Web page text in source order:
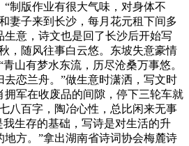
制版作业有很大气味，对身体不
妻子来到长沙，每月花元租下间多
意，诗文也是回了长沙后开始写
随风往事白云悠。东坡失意豪情
山有梦水东流，历尽沧桑万事悠。
去恋兰舟。”做生意时潇洒，写文时
拥军在收废品的间隙，停下三轮车就
八百字，陶冶心性，总比闲来无事
生存的基础，写诗是对生活的升
方。”拿出湖南省诗词协会梅麓诗